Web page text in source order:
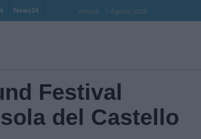
News24 Venerdi , 7 Agosto 2026
Festival
del Castello